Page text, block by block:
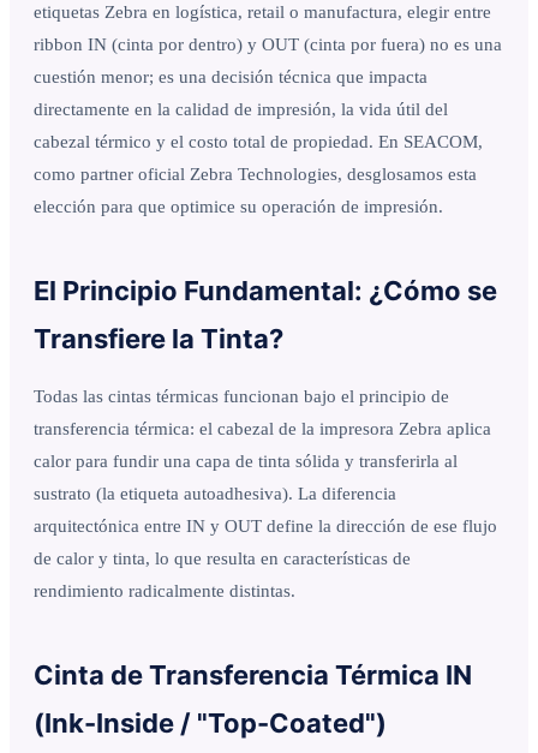
etiquetas Zebra en logística, retail o manufactura, elegir entre
ribbon IN (cinta por dentro) y OUT (cinta por fuera) no es una
cuestión menor; es una decisión técnica que impacta
directamente en la calidad de impresión, la vida útil del
cabezal térmico y el costo total de propiedad. En SEACOM,
como partner oficial Zebra Technologies, desglosamos esta
elección para que optimice su operación de impresión.
El Principio Fundamental: ¿Cómo se
Transfiere la Tinta?
Todas las cintas térmicas funcionan bajo el principio de
transferencia térmica: el cabezal de la impresora Zebra aplica
calor para fundir una capa de tinta sólida y transferirla al
sustrato (la etiqueta autoadhesiva). La diferencia
arquitectónica entre IN y OUT define la dirección de ese flujo
de calor y tinta, lo que resulta en características de
rendimiento radicalmente distintas.
Cinta de Transferencia Térmica IN
(Ink-Inside / "Top-Coated")